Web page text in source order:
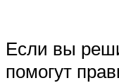
Если вы
помогут